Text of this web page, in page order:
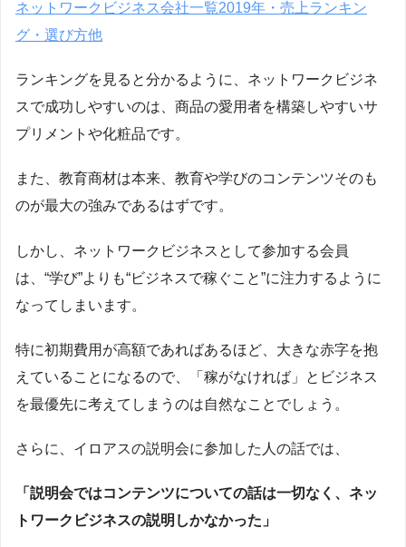
ネットワークビジネス会社一覧2019年・売上ランキン
グ・選び方他
ランキングを見ると分かるように、ネットワークビジネ
スで成功しやすいのは、商品の愛用者を構築しやすいサ
プリメントや化粧品です。
また、教育商材は本来、教育や学びのコンテンツそのも
のが最大の強みであるはずです。
しかし、ネットワークビジネスとして参加する会員
は、“学び”よりも“ビジネスで稼ぐこと”に注力するように
なってしまいます。
特に初期費用が高額であればあるほど、大きな赤字を抱
えていることになるので、「稼がなければ」とビジネス
を最優先に考えてしまうのは自然なことでしょう。
さらに、イロアスの説明会に参加した人の話では、
「説明会ではコンテンツについての話は一切なく、ネッ
トワークビジネスの説明しかなかった」